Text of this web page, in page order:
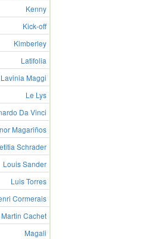
Kenny
Kick-off
Kimberley
Latifolia
Lavinia Maggi
Le Lys
Da Vinci
Magariños
Schrader
Louis Sander
Luis Torres
Cormerais
Cachet
Magali